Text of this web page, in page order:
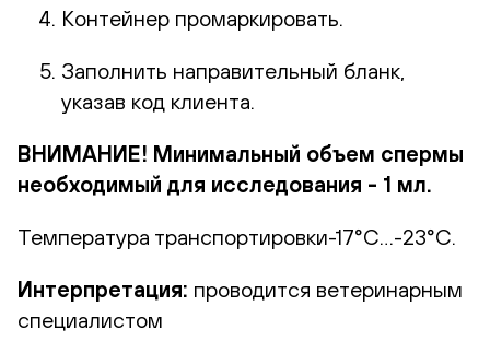
Контейнер промаркировать.
Заполнить направительный бланк,
указав код клиента.
ВНИМАНИЕ! Минимальный объем спермы
необходимый для исследования - 1 мл.
Температура транспортировки-17°С…-23°С.
Интерпретация: проводится ветеринарным
специалистом